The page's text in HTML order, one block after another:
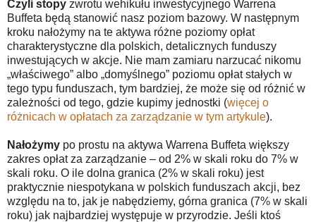
Czyli stopy zwrotu wehikułu inwestycyjnego Warrena
Buffeta będą stanowić nasz poziom bazowy. W następnym
kroku nałożymy na te aktywa różne poziomy opłat
charakterystyczne dla polskich, detalicznych funduszy
inwestujących w akcje. Nie mam zamiaru narzucać nikomu
„właściwego” albo „domyślnego” poziomu opłat stałych w
tego typu funduszach, tym bardziej, że może się od różnić w
zależności od tego, gdzie kupimy jednostki (więcej o
różnicach w opłatach za zarządzanie w tym artykule).
Nałożymy po prostu na aktywa Warrena Buffeta większy
zakres opłat za zarządzanie – od 2% w skali roku do 7% w
skali roku. O ile dolna granica (2% w skali roku) jest
praktycznie niespotykana w polskich funduszach akcji, bez
względu na to, jak je nabędziemy, górna granica (7% w skali
roku) jak najbardziej występuje w przyrodzie. Jeśli ktoś